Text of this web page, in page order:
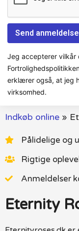
Jeg accepterer vilkår
erklærer også, at jeg
virksomhed.
Indkøb online »
Pålidelige og
Rigtige
Anmeldelser
Eternity